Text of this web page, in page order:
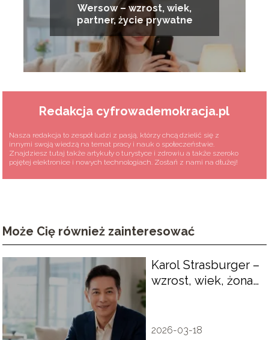
Wersow – wzrost, wiek,
partner, życie prywatne
Redakcja cyfrowademokracja.pl
Nasza redakcja to zespół ludzi z pasją, którzy chcą dzielić się z
innymi swoją wiedzą na temat pracy i nauk o społeczeństwie.
Znajdziesz tutaj także artykuły o turystyce i zdrowiu a także szeroko
pojętej elektronice i nowych technologiach. Zostań z nami na dłużej!
Może Cię również zainteresować
Karol Strasburger –
wzrost, wiek, żona,
2026-03-18